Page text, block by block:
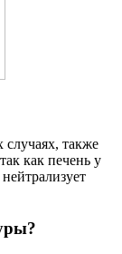
также
как печень у